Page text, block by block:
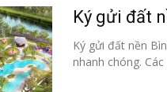
Cho thuê
Thị trường
Ký gửi đất
Ký gửi đất nền
nhanh chóng.